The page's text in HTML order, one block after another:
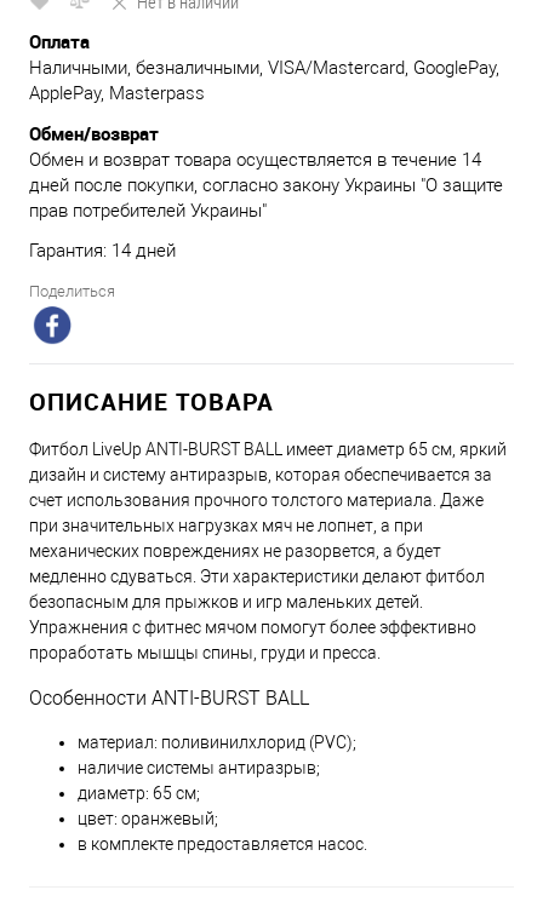
Оплата
Наличными, безналичными, VISA/Mastercard, GooglePay,
ApplePay, Masterpass
Обмен/возврат
Обмен и возврат товара осуществляется в течение 14
дней после покупки, согласно закону Украины "О защите
прав потребителей Украины"
Гарантия: 14 дней
Поделиться
ОПИСАНИЕ ТОВАРА
Фитбол LiveUp ANTI-BURST BALL имеет диаметр 65 см, яркий
дизайн и систему антиразрыв, которая обеспечивается за
счет использования прочного толстого материала. Даже
при значительных нагрузках мяч не лопнет, а при
механических повреждениях не разорвется, а будет
медленно сдуваться. Эти характеристики делают фитбол
безопасным для прыжков и игр маленьких детей.
Упражнения с фитнес мячом помогут более эффективно
проработать мышцы спины, груди и пресса.
Особенности ANTI-BURST BALL
материал: поливинилхлорид (PVC);
наличие системы антиразрыв;
диаметр: 65 см;
цвет: оранжевый;
в комплекте предоставляется насос.